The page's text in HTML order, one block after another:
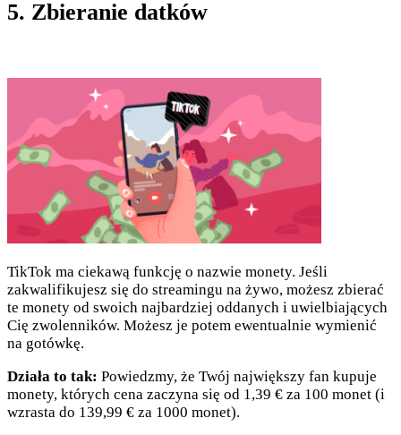
5. Zbieranie datków
TikTok ma ciekawą funkcję o nazwie monety. Jeśli
zakwalifikujesz się do streamingu na żywo, możesz zbierać
te monety od swoich najbardziej oddanych i uwielbiających
Cię zwolenników. Możesz je potem ewentualnie wymienić
na gotówkę.
Działa to tak: Powiedzmy, że Twój największy fan kupuje
monety, których cena zaczyna się od 1,39 € za 100 monet (i
wzrasta do 139,99 € za 1000 monet).